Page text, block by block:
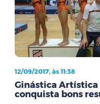
12/09/2017, às 11:38
Ginástica Artística
conquista bons